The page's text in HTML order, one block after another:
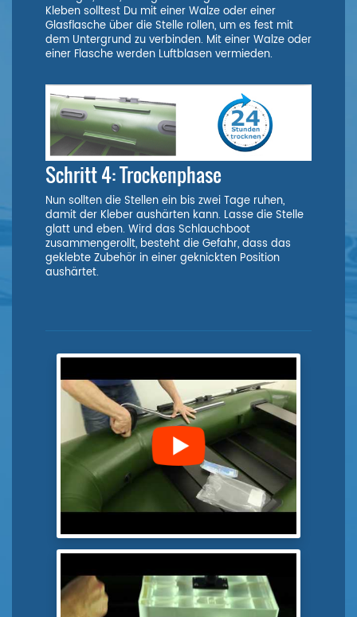
Kleben solltest Du mit einer Walze oder einer
Glasflasche über die Stelle rollen, um es fest mit
dem Untergrund zu verbinden. Mit einer Walze oder
einer Flasche werden Luftblasen vermieden.
Schritt 4: Trockenphase
Nun sollten die Stellen ein bis zwei Tage ruhen,
damit der Kleber aushärten kann. Lasse die Stelle
glatt und eben. Wird das Schlauchboot
zusammengerollt, besteht die Gefahr, dass das
geklebte Zubehör in einer geknickten Position
aushärtet.